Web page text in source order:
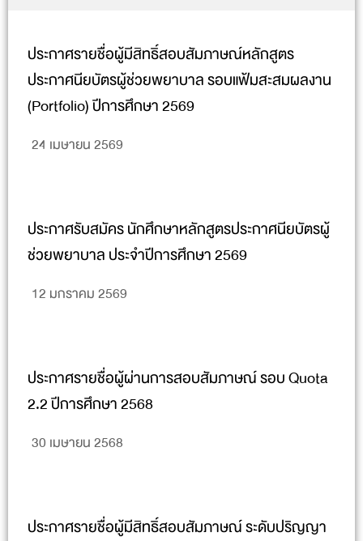
ประกาศรายชื่อผู้มีสิทธิ์สอบสัมภาษณ์หลักสูตร
ประกาศนียบัตรผู้ช่วยพยาบาล รอบแฟ้มสะสมผลงาน
(Portfolio) ปีการศึกษา 2569
24 เมษายน 2569
ประกาศรับสมัคร นักศึกษาหลักสูตรประกาศนียบัตรผู้
ช่วยพยาบาล ประจำปีการศึกษา 2569
12 มกราคม 2569
ประกาศรายชื่อผู้ผ่านการสอบสัมภาษณ์ รอบ Quota
2.2 ปีการศึกษา 2568
30 เมษายน 2568
ประกาศรายชื่อผู้มีสิทธิ์สอบสัมภาษณ์ ระดับปริญญา